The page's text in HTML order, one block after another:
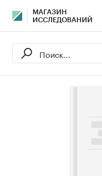
МАГАЗИН
ИССЛЕДОВАНИЙ